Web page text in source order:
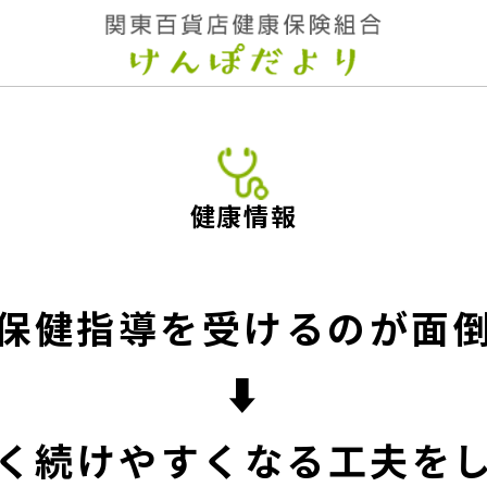
健康情報
健指導を受けるのが面
⬇︎
続けやすくなる工夫を